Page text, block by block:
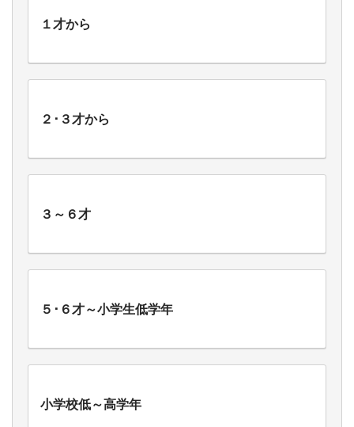
１才から
２･３才から
３～６才
５･６才～小学生低学年
小学校低～高学年